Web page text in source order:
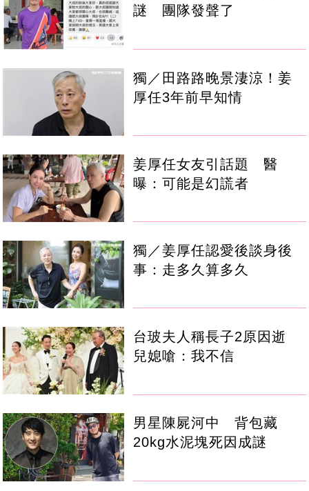
謎 團隊發聲了
獨／田路路晚景淒涼！姜
厚任3年前早知情
姜厚任女友引話題 醫
曝：可能是幻謊者
獨／姜厚任認愛後談身後
事：走多久算多久
台玻夫人稱長子2原因逝
兒媳嗆：我不信
男星陳屍河中 背包藏
20kg水泥塊死因成謎